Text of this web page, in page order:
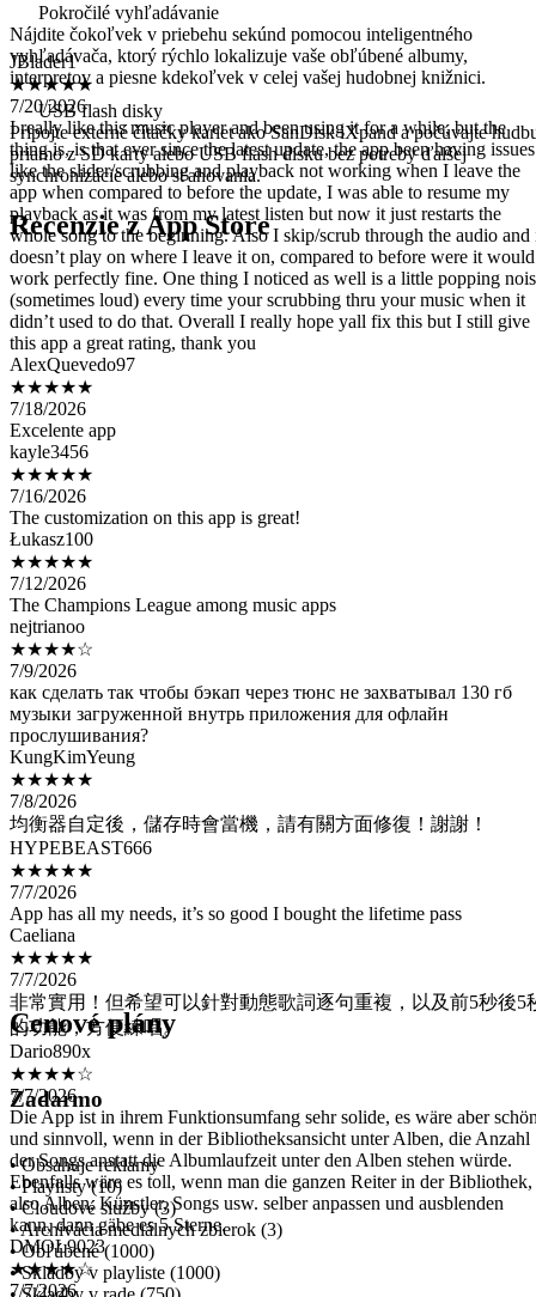
Pokročilé vyhľadávanie
Nájdite čokoľvek v priebehu sekúnd pomocou inteligentného
vyhľadávača, ktorý rýchlo lokalizuje vaše obľúbené albumy,
interpretov a piesne kdekoľvek v celej vašej hudobnej knižnici.
USB flash disky
Pripojte externé čítačky kariet ako SanDisk iXpand a počúvajte
priamo z SD karty alebo USB flash disku bez potreby ďalšej
synchronizácie alebo sťahovania.
Recenzie z App Store
JBlader1
★★★★★
7/20/2026
I really like this music player and been using it for a while, but the
thing is, is that ever since the latest update, the app been having issues
like the slider/scrubbing and playback not working when I leave the
app when compared to before the update, I was able to resume my
playback as it was from my latest listen but now it just restarts the
whole song to the beginning. Also I skip/scrub through the audio and
doesn’t play on where I leave it on, compared to before were it would
work perfectly fine. One thing I noticed as well is a little popping
(sometimes loud) every time your scrubbing thru your music when it
didn’t used to do that. Overall I really hope yall fix this but I still give
this app a great rating, thank you
AlexQuevedo97
★★★★★
7/18/2026
Excelente app
kayle3456
★★★★★
7/16/2026
The customization on this app is great!
Łukasz100
★★★★★
7/12/2026
The Champions League among music apps
nejtrianoo
★★★★☆
7/9/2026
как сделать так чтобы бэкап через тюнс не захватывал 130 гб
музыки загруженной внутрь приложения для офлайн
прослушивания?
KungKimYeung
★★★★★
7/8/2026
均衡器自定後，儲存時會當機，請有關方面修復！謝謝！
HYPEBEAST666
★★★★★
7/7/2026
App has all my needs, it’s so good I bought the lifetime pass
Caeliana
★★★★★
7/7/2026
非常實用！但希望可以針對動態歌詞逐句重複，以及前5秒後5
的功能，方便練唱。
Dario890x
★★★★☆
7/7/2026
Die App ist in ihrem Funktionsumfang sehr solide, es wäre aber
und sinnvoll, wenn in der Bibliotheksansicht unter Alben, die Anzahl
der Songs anstatt die Albumlaufzeit unter den Alben stehen würde.
Ebenfalls wäre es toll, wenn man die ganzen Reiter in der Bibliothek,
also Alben, Künstler, Songs usw. selber anpassen und ausblenden
kann, dann gäbe es 5 Sterne.
DMOL9023
★★★★☆
7/7/2026
Estoy pagando la versión premiun excelente las actualizaciónes la
conexión con Google Drive y One Drive va excelente lo único es que
Cenové plány
Zadarmo
• Obsahuje reklamy
• Playlisty (10)
• Cloudové služby (3)
• Archivácia mediálnych zbierok (3)
• Obľúbené (1000)
• Skladby v playliste (1000)